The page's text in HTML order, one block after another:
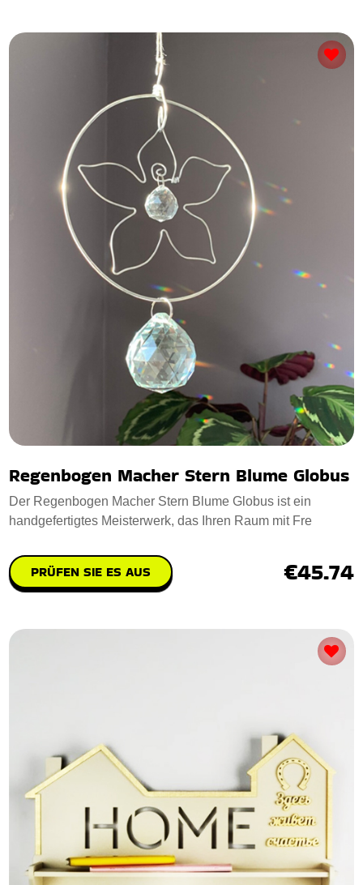
Regenbogen Macher Stern Blume Globus
Der Regenbogen Macher Stern Blume Globus ist ein
handgefertigtes Meisterwerk, das Ihren Raum mit Fre
PRÜFEN SIE ES AUS €45.74